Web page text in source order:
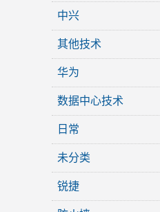
中兴
其他技术
华为
数据中心技术
日常
未分类
锐捷